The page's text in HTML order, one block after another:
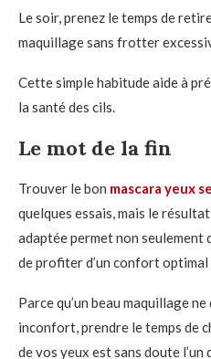
Le soir, prenez le temps de
maquillage sans frotter
Cette simple habitude aide à
la santé des cils.
Le mot de la fin
Trouver le bon mascara yeux
quelques essais, mais le
adaptée permet non seulement
de profiter d’un confort
Parce qu’un beau maquillage
inconfort, prendre le temps de
de vos yeux est sans doute